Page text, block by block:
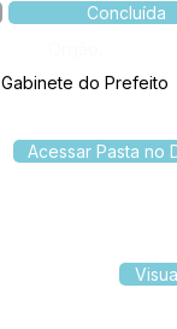
Concluída
Gabinete do Prefeito
Acessar Pasta no